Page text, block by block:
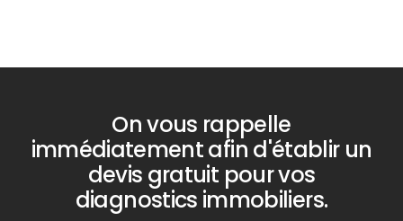
Bilan énergétique
DPE
On vous rappelle
immédiatement afin d'établir un
devis gratuit pour vos
diagnostics immobiliers.